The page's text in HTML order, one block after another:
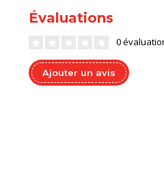
Évaluations
0
Ajouter un avis